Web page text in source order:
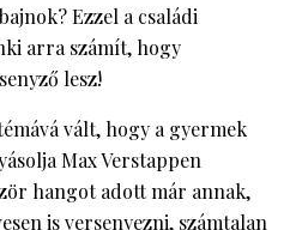
Ezzel a családi
arra számít, hogy
lesz!
vált, hogy a gyermek
Max Verstappen
hangot adott már annak,
is versenyezni, számtalan